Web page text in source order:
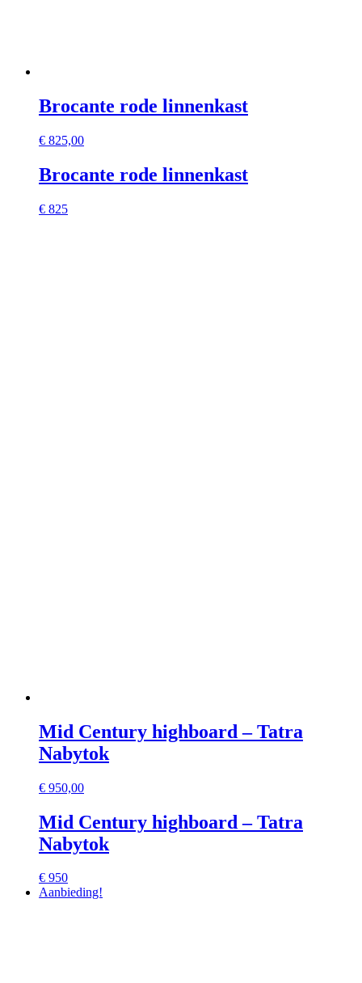
Brocante rode linnenkast
€ 825,00
Brocante rode linnenkast
€ 825
Mid Century highboard – Tatra
Nabytok
€ 950,00
Mid Century highboard – Tatra
Nabytok
€ 950
Aanbieding!